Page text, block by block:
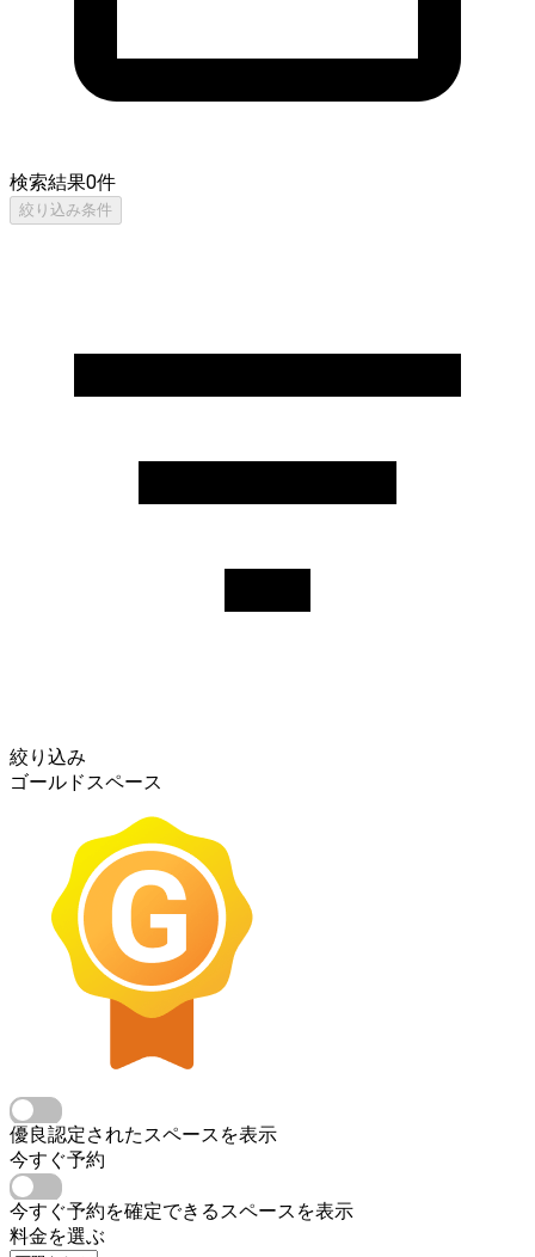
検索結果0件
絞り込み条件
絞り込み
ゴールドスペース
優良認定されたスペースを表示
今すぐ予約
今すぐ予約を確定できるスペースを表示
料金を選ぶ